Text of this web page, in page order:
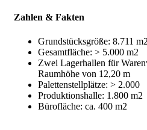
Zahlen & Fakten
Grundstücksgröße: 8.711 m2
Gesamtfläche: > 5.000 m2
Zwei Lagerhallen für
Raumhöhe von 12,20 m
Palettenstellplätze: > 2.000
Produktionshalle: 1.800 m2
Bürofläche: ca. 400 m2